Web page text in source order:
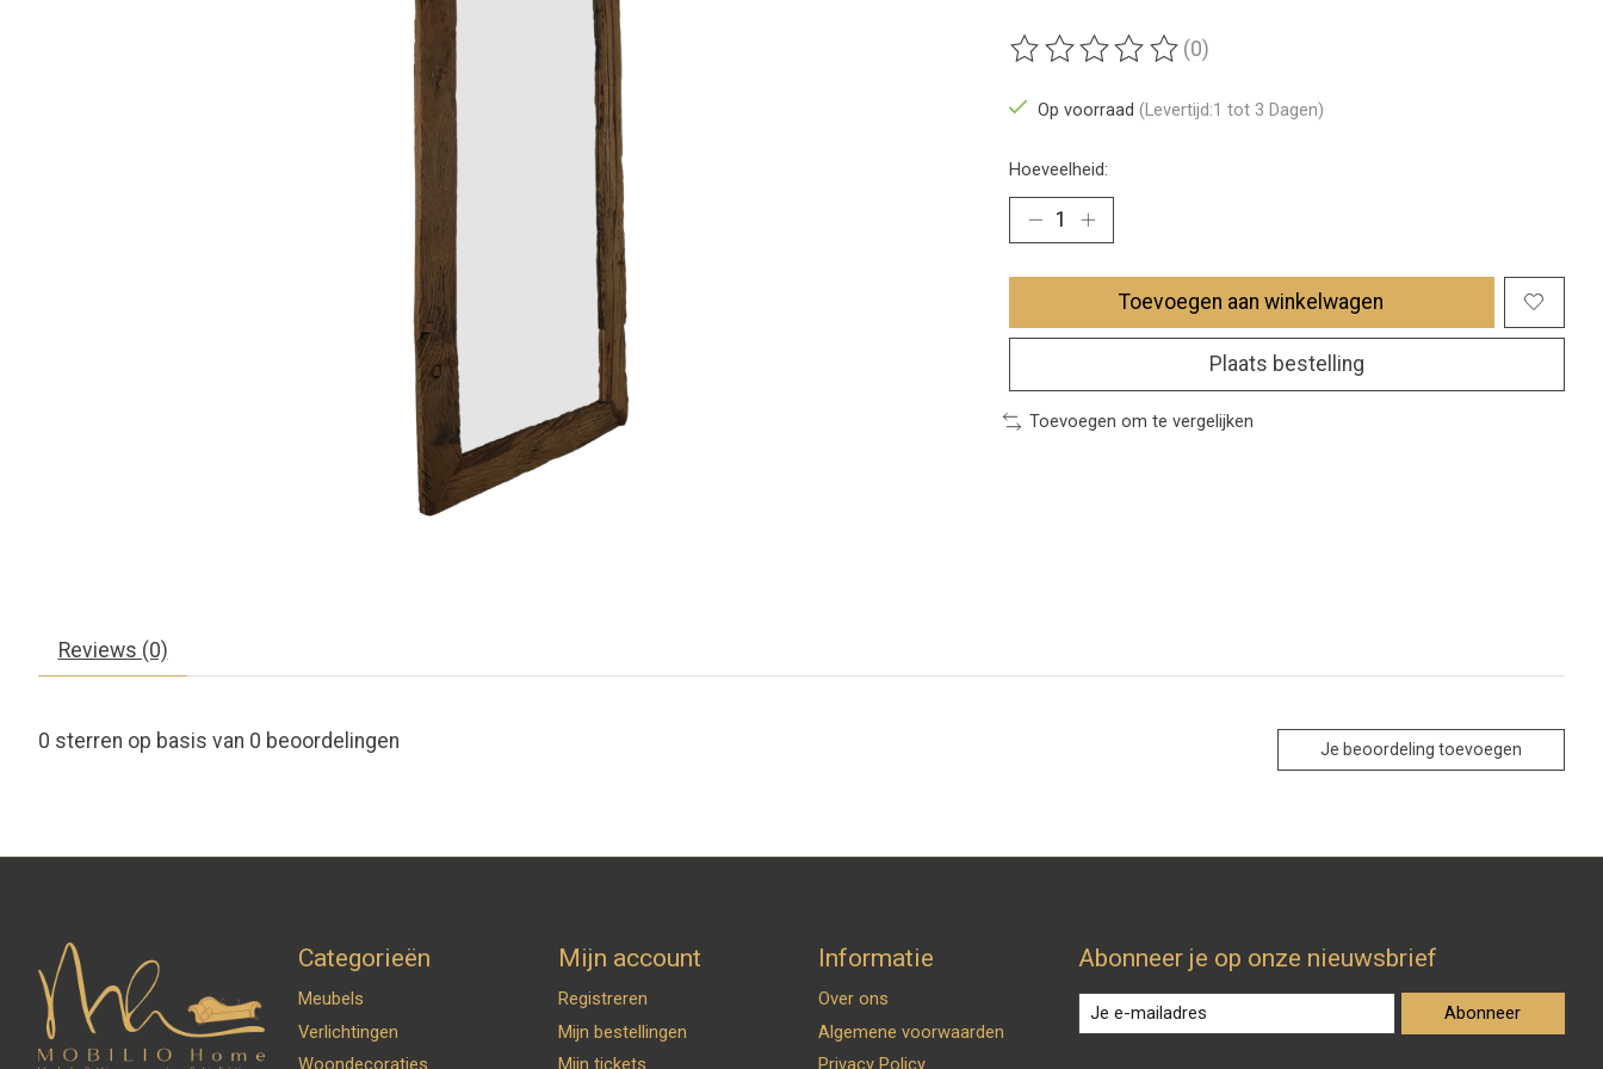
De beoordeling van dit product is
(0)
Op voorraad (Levertijd:1 tot 3 Dagen)
Hoeveelheid:
Toevoegen aan winkelwagen
Plaats bestelling
Toevoegen om te vergelijken
Reviews (0)
0 sterren op basis van 0 beoordelingen Je beoordeling toevoegen
Categorieën
Meubels
Verlichtingen
Woondecoraties
Mijn account
Registreren
Mijn bestellingen
Mijn tickets
Informatie
Over ons
Algemene voorwaarden
Privacy Policy
Abonneer je op onze nieuwsbrief
Abonneer